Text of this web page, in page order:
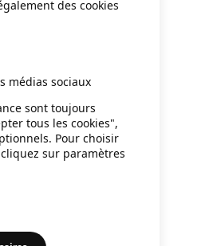
des cookies
médias sociaux
sont toujours
tous les cookies",
Pour choisir
sur paramètres